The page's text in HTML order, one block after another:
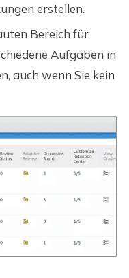
erstellen.
Bereich für
Aufgaben in
auch wenn Sie kein